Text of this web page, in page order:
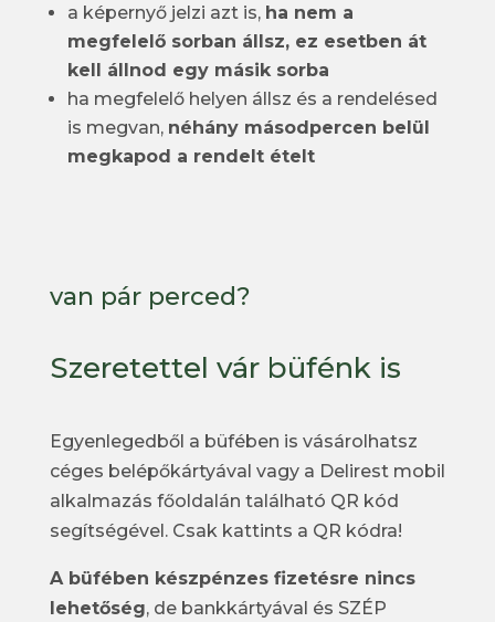
a képernyő jelzi azt is, ha nem a
megfelelő sorban állsz, ez esetben át
kell állnod egy másik sorba
ha megfelelő helyen állsz és a rendelésed
is megvan, néhány másodpercen belül
megkapod a rendelt ételt
van pár perced?
Szeretettel vár büfénk is
Egyenlegedből a büfében is vásárolhatsz
céges belépőkártyával vagy a Delirest mobil
alkalmazás főoldalán található QR kód
segítségével. Csak kattints a QR kódra!
A büfében készpénzes fizetésre nincs
lehetőség, de bankkártyával és SZÉP